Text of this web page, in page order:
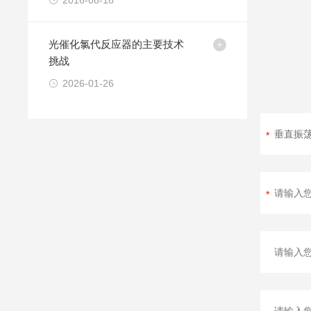
光催化氯代反应器的主要技术
挑战
2026-01-26